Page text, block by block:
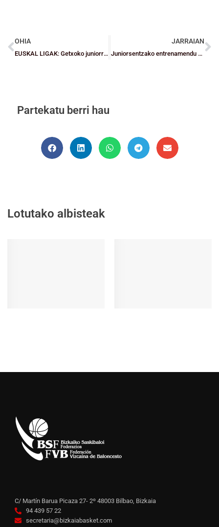
OHIA
EUSKAL LIGAK: Getxoko juniorrek bat egin dute A1erako borrokarekin
JARRAIAN
Juniorsentzako entrenamendu bikoitza EuskNaf baino lehen
Partekatu berri hau
Lotutako albisteak
C/ Martín Barua Picaza 27- 2º 48003 Bilbao, Bizkaia
94 439 57 22
secretaria@bizkaiabasket.com